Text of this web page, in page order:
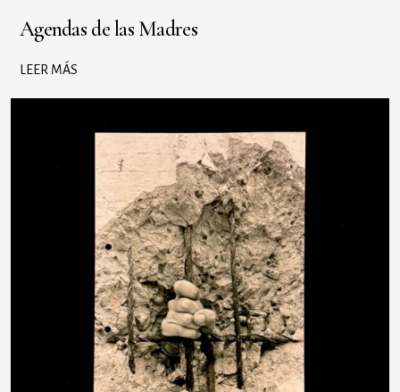
Agendas de las Madres
LEER MÁS